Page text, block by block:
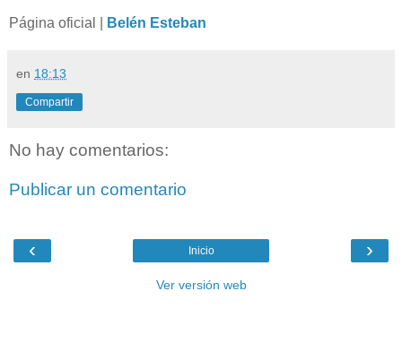
Página oficial | Belén Esteban
en 18:13
Compartir
No hay comentarios:
Publicar un comentario
‹ ›
Inicio
Ver versión web